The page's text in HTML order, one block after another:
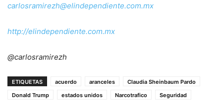
carlosramirezh@elindependiente.com.mx
http://elindependiente.com.mx
@carlosramirezh
ETIQUETAS acuerdo aranceles
Claudia Sheinbaum Pardo
Donald Trump
estados unidos Narcotrafico Seguridad